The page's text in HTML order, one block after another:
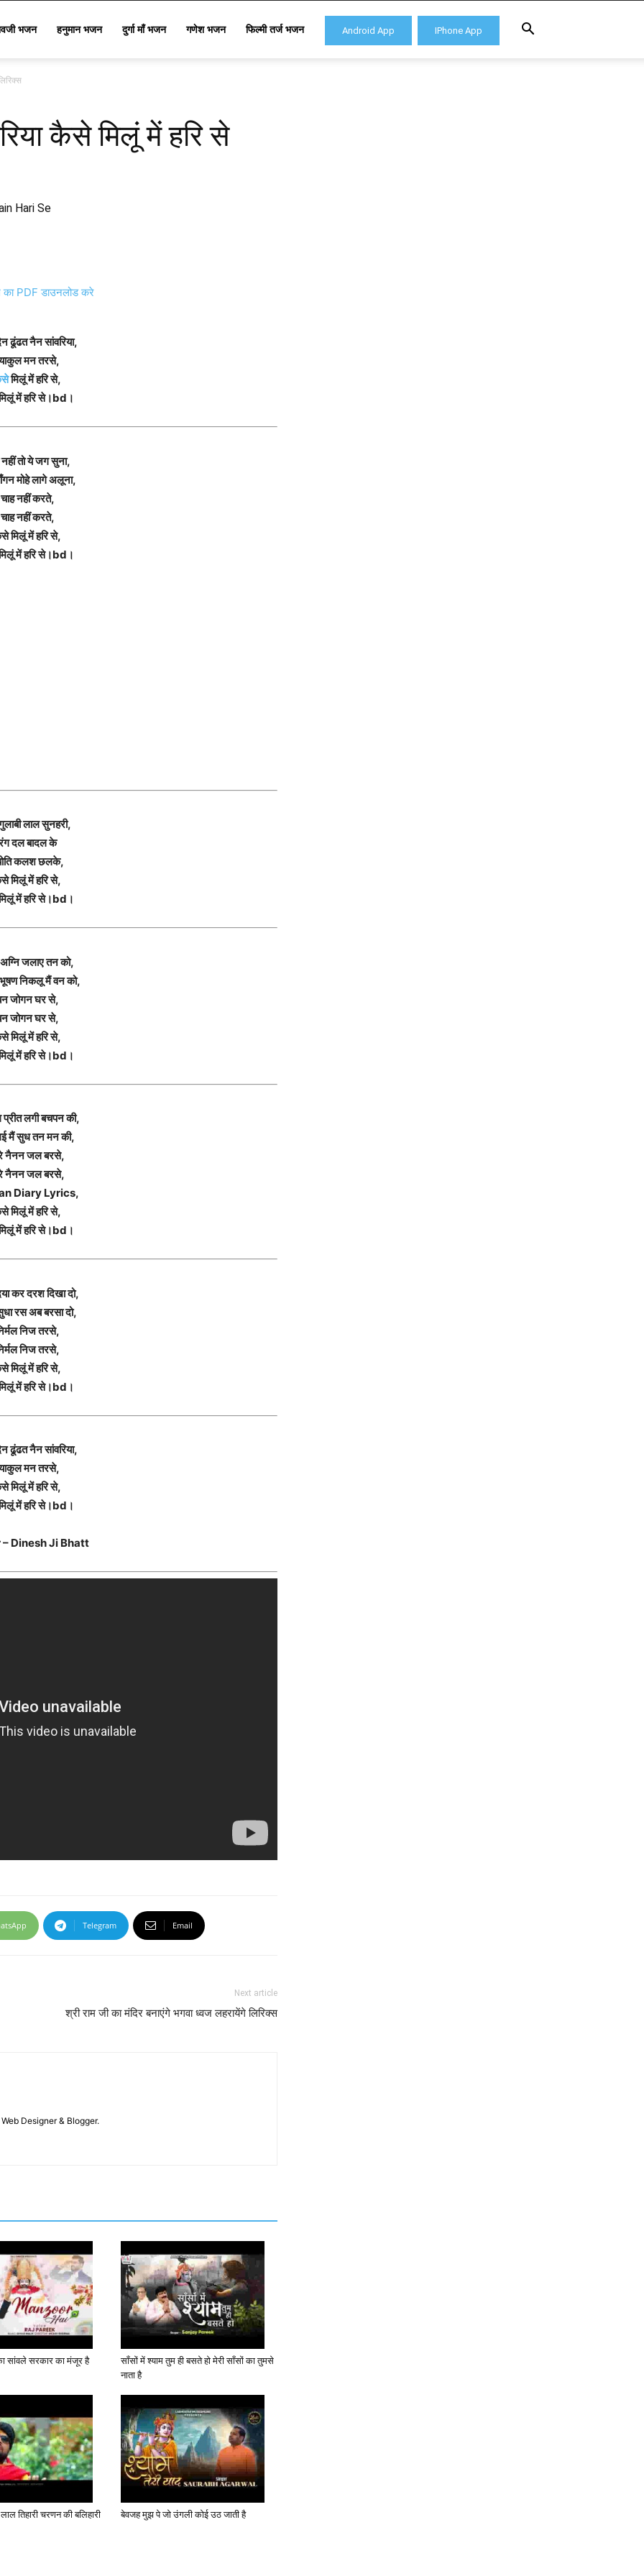
Android App IPhone App
भजन हनुमान भजन दुर्गा माँ भजन गणेश भजन फिल्मी तर्ज भजन
कैसे मिलूं में हरि से
Hari Se
PDF डाउनलोड करे
ढूंढत नैन सांवरिया,
मन तरसे,
मिलूं में हरि से,
में हरि से।bd।
तो ये जग सुना,
मोहे लागे अलूना,
चाह नहीं करते,
चाह नहीं करते,
मिलूं में हरि से,
में हरि से।bd।
लाल सुनहरी,
दल बादल के
कलश छलके,
मिलूं में हरि से,
में हरि से।bd।
अग्नि जलाए तन को,
निकलू मैं वन को,
जोगन घर से,
जोगन घर से,
मिलूं में हरि से,
में हरि से।bd।
लगी बचपन की,
मैं सुध तन मन की,
नैनन जल बरसे,
नैनन जल बरसे,
Diary Lyrics,
मिलूं में हरि से,
में हरि से।bd।
कर दरश दिखा दो,
रस अब बरसा दो,
निज तरसे,
निज तरसे,
मिलूं में हरि से,
में हरि से।bd।
ढूंढत नैन सांवरिया,
मन तरसे,
मिलूं में हरि से,
में हरि से।bd।
Dinesh Ji Bhatt
Telegram Email
Next article
श्री राम जी का मंदिर बनाएंगे भगवा ध्वज लहरायेंगे लिरिक्स
Designer & Blogger.
सांवले सरकार का मंजूर है
साँसों में श्याम तुम ही बसते हो मेरी साँसों का तुमसे
नाता है
लाल तिहारी चरणन की बलिहारी बेवजह मुझ पे जो उंगली कोई उठ जाती है